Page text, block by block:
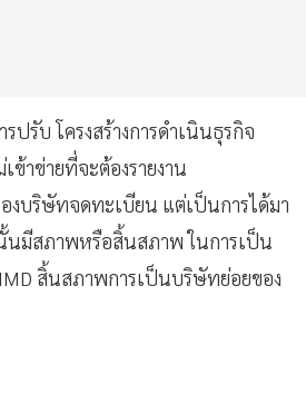
ปรับ โครงสร้างการดำเนินธุรกิจ
ข้าข่ายที่จะต้องรายงาน
บริษัทจดทะเบียน แต่เป็นการได้มา
มีสภาพหรือสิ้นสภาพ ในการเป็น
สิ้นสภาพการเป็นบริษัทย่อยของ